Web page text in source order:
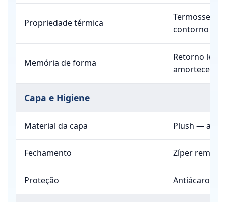
Propriedade térmica
contorno do
Memória de forma
Retorno
amortecedor
Capa e Higiene
Material da capa Plush —
Fechamento Zíper
Proteção Antiácaro,